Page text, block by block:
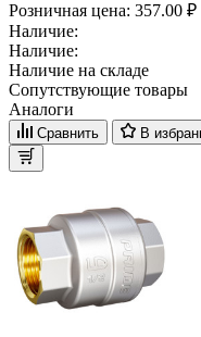
Розничная цена: 357.00 ₽
Наличие:
Наличие:
Наличие на складе
Сопутствующие товары
Аналоги
Сравнить В